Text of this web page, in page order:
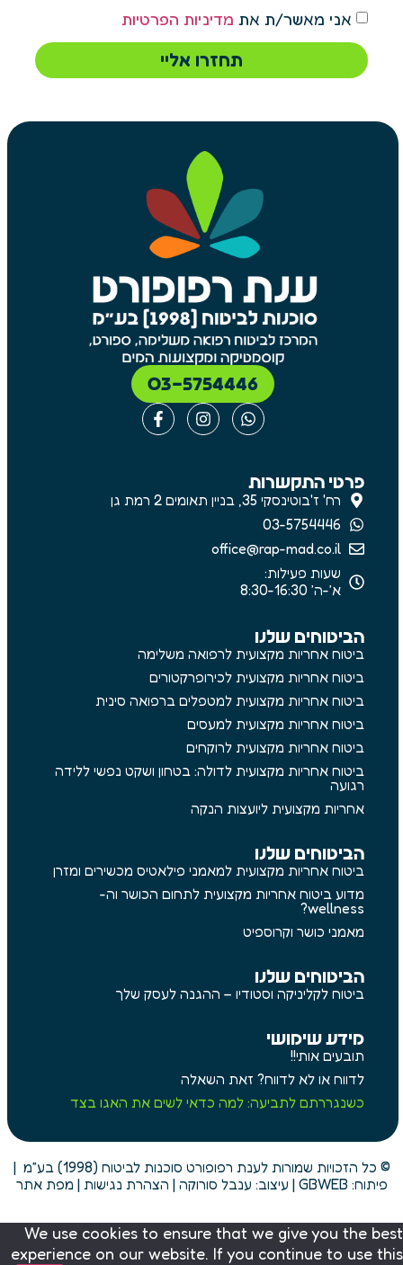
אני מאשר/ת את מדיניות הפרטיות
תחזרו אליי
03-5754446
פרטי התקשרות
רח' ז'בוטינסקי 35, בניין תאומים 2 רמת גן
03-5754446
office@rap-mad.co.il
שעות פעילות:
א׳-ה׳ 8:30-16:30
הביטוחים שלנו
ביטוח אחריות מקצועית לרפואה משלימה
ביטוח אחריות מקצועית לכירופרקטורים
ביטוח אחריות מקצועית למטפלים ברפואה סינית
ביטוח אחריות מקצועית למעסים
ביטוח אחריות מקצועית לרוקחים
ביטוח אחריות מקצועית לדולה: בטחון ושקט נפשי ללידה
רגועה
אחריות מקצועית ליועצות הנקה
הביטוחים שלנו
ביטוח אחריות מקצועית למאמני פילאטיס מכשירים ומזרן
מדוע ביטוח אחריות מקצועית לתחום הכושר וה-
wellness?
מאמני כושר וקרוספיט
הביטוחים שלנו
ביטוח לקליניקה וסטודיו – ההגנה לעסק שלך
מידע שימושי
תובעים אותי!!
לדווח או לא לדווח? זאת השאלה
כשנגררתם לתביעה: למה כדאי לשים את האגו בצד
© כל הזכויות שמורות לענת רפופורט סוכנות לביטוח (1998) בע״מ |
פיתוח: GBWEB | עיצוב: ענבל סורוקה | הצהרת נגישות | מפת אתר
We use cookies to ensure that we give you the best
experience on our website. If you continue to use this